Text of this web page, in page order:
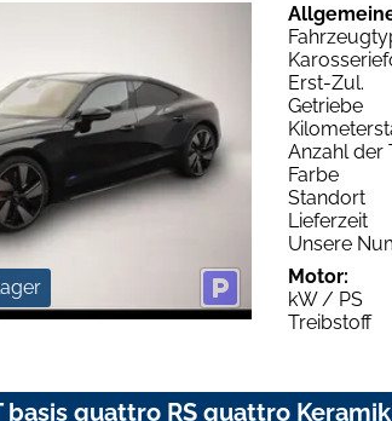
Erst-Zul.
Getriebe
Anzahl der
Farbe
Standort
Lieferzeit
Unsere
Motor:
kW / PS
Treibstoff
basis quattro RS quattro